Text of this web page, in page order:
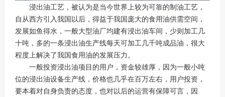
浸出油工艺，被认为是当今世界上较为可靠的制油工艺，
自从西方引入我国以后，得益于我国庞大的食用油供需空间，
发展如鱼得水，一般大型油厂均建有浸出油车间，少则加工几
十吨，多的一条浸出油生产线每天可加工几千吨成品油，很大
程度上解决了我国食用油的发展压力。
一般投资浸出油项目的用户，资金较雄厚，因为一般小吨
位的浸出油设备生产线，价格也几乎在百万左右，用户投资，
要本着对自身负责的态度，也对以后的运营有保障可言，因